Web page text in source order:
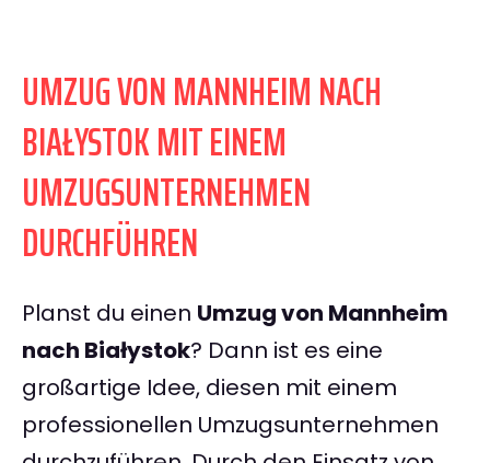
UMZUG VON MANNHEIM NACH
BIAŁYSTOK MIT EINEM
UMZUGSUNTERNEHMEN
DURCHFÜHREN
Planst du einen Umzug von Mannheim
nach Białystok? Dann ist es eine
großartige Idee, diesen mit einem
professionellen Umzugsunternehmen